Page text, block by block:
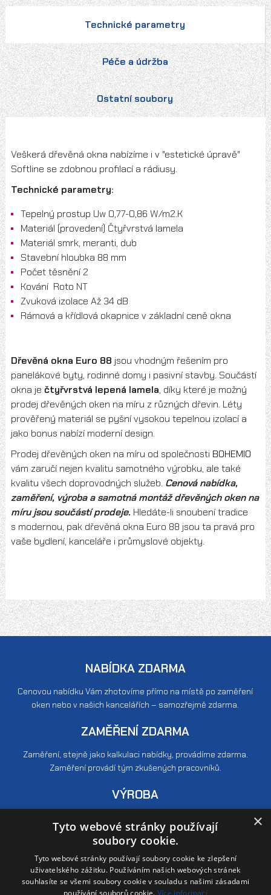
Technické parametry
Péče a údržba
Ostatní soubory
Veškerá dřevěná okna nabízíme i v "estetické úpravě"
Softline se zdobnou profilací a rádiusy.
Technické parametry:
Tepelný prostup Uw 0,77-0,86 W/m2.K
Materiál (provedení) Čtyřvrstvá lamela
Materiál smrk, meranti, dub
Stavební hloubka 88 mm
Počet těsnění 2
Kování Roto NT
Zvuková izolace Až 34 dB
Rámová a křídlová okapnice v základní ceně okna
Dřevěná okna Euro 88 jsou vhodným řešením pro
panelákové byty, rodinné domy i pasivní stavby. Součástí
okna je čtyřvrstvá lepená lamela, díky které je možný
prodej dřevěných oken na míru z různých dřevin. Léty
prověřený materiál se pyšní vysokou tepelnou izolací a
jako bonus nabízí moderní design.
Prodej dřevěných oken na míru od společnosti BOHEMIO
vám zaručí nejen kvalitu samotného výrobku, ale také
kvalitu všech doprovodných služeb. Cenová nabídka,
zaměření, výroba a samotná montáž dřevěných oken na
míru jsou součástí prodeje.Hledáte-li snoubení tradice
s modernou, pak dřevěná okna Euro 88 jsou ta pravá pro
vaše bydlení, kanceláře i průmyslové objekty.
NABÍDKA ZDARMA
Cenovou nabídku Vám zhotovíme přímo na místě po zaměření
oken nebo v našich kancelářích – samozřejmě zdarma.
ZAMĚŘENÍ ZDARMA
Zaměření, stejně jako kalkulaci nabídky, provádíme zdarma.
Zaměření provádí tým zkušených pracovníků.
VÝROBA
Nabízíme pouze produkty, které splňují ty nejnáročnější podmínky.
Velkou pozornost věnujeme kontrole kvality.
MONTÁŽ
Veškerou montáž provádí pouze naši vlastní - řádně proškolení a
×
Tyto webové stránky používají
soubory cookie.
Tyto webové stránky používají soubory cookie ke zlepšení
uživatelského zážitku. Používáním našich webových stránek
souhlasíte se všemi soubory cookie v souladu s našimi zásadami
používání souborů cookie. Více informací